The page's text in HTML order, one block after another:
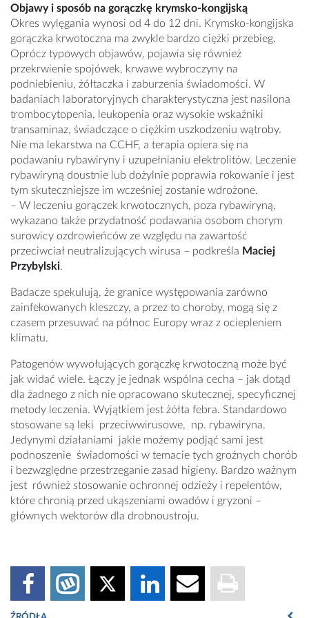
Objawy i sposób na gorączkę krymsko-kongijską
Okres wylęgania wynosi od 4 do 12 dni. Krymsko-kongijska
gorączka krwotoczna ma zwykle bardzo ciężki przebieg.
Oprócz typowych objawów, pojawia się również
przekrwienie spojówek, krwawe wybroczyny na
podniebieniu, żółtaczka i zaburzenia świadomości. W
badaniach laboratoryjnych charakterystyczna jest nasilona
trombocytopenia, leukopenia oraz wysokie wskaźniki
transaminaz, świadczące o ciężkim uszkodzeniu wątroby.
Nie ma lekarstwa na CCHF, a terapia opiera się na
podawaniu rybawiryny i uzupełnianiu elektrolitów. Leczenie
rybawiryną doustnie lub dożylnie poprawia rokowanie i jest
tym skuteczniejsze im wcześniej zostanie wdrożone.
– W leczeniu gorączek krwotocznych, poza rybawiryną,
wykazano także przydatność podawania osobom chorym
surowicy ozdrowieńców ze względu na zawartość
przeciwciał neutralizujących wirusa – podkreśla Maciej
Przybylski.
Badacze spekulują, że granice występowania zarówno
zainfekowanych kleszczy, a przez to choroby, mogą się z
czasem przesuwać na północ Europy wraz z ociepleniem
klimatu.
Patogenów wywołujących gorączkę krwotoczną może być
jak widać wiele. Łączy je jednak wspólna cecha – jak dotąd
dla żadnego z nich nie opracowano skutecznej, specyficznej
metody leczenia. Wyjątkiem jest żółta febra. Standardowo
stosowane są leki przeciwwirusowe, np. rybawiryna.
Jedynymi działaniami jakie możemy podjąć sami jest
podnoszenie świadomości w temacie tych groźnych chorób
i bezwzględne przestrzeganie zasad higieny. Bardzo ważnym
jest również stosowanie ochronnej odzieży i repelentów,
które chronią przed ukąszeniami owadów i gryzoni –
głównych wektorów dla drobnoustroju.